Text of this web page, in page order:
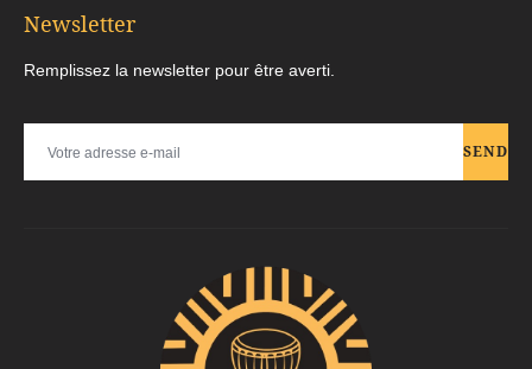
Newsletter
Remplissez la newsletter pour être averti.
SEND